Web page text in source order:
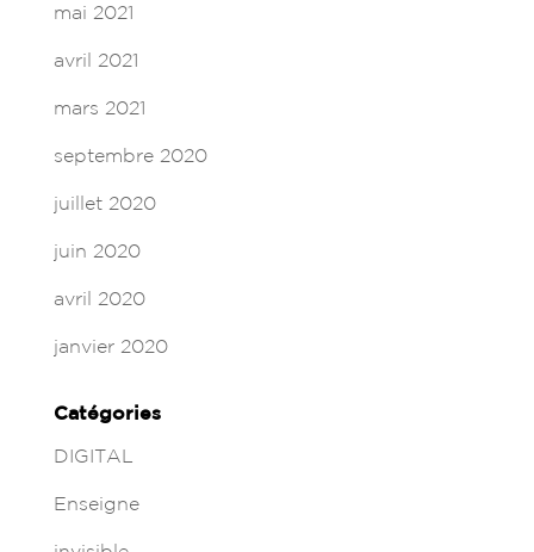
mai 2021
avril 2021
mars 2021
septembre 2020
juillet 2020
juin 2020
avril 2020
janvier 2020
Catégories
DIGITAL
Enseigne